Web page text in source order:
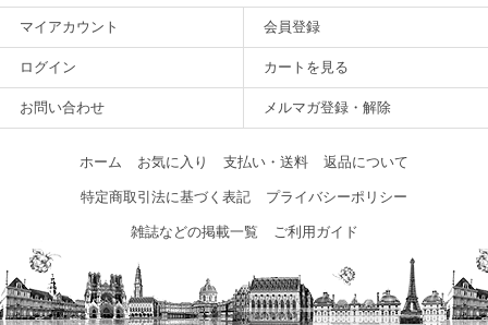
マイアカウント 会員登録
ログイン カートを見る
お問い合わせ メルマガ登録・解除
ホーム お気に入り 支払い・送料 返品について
特定商取引法に基づく表記 プライバシーポリシー
雑誌などの掲載一覧 ご利用ガイド